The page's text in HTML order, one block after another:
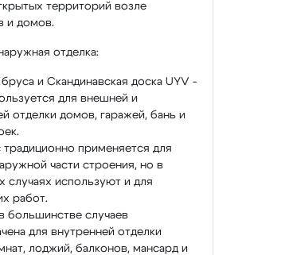
территорий возле
и домов.
отделка:
и Скандинавская доска UYV -
для внешней и
отделки домов, гаражей, бань и
традиционно применяется для
части строения, но в
случаях используют и для
работ.
большинстве случаев
для внутренней отделки
лоджий, балконов, мансард и